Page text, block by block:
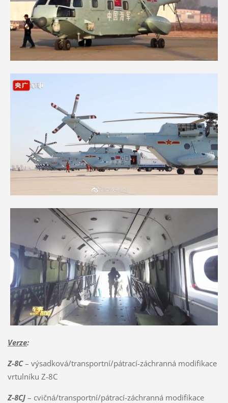
Verze:
Z-8C– výsadková/transportní/pátrací-záchranná modifikace
vrtulníku Z-8C
Z-8CJ– cvičná/transportní/pátrací-záchranná modifikace